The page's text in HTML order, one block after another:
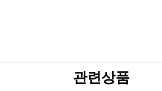
관련상품